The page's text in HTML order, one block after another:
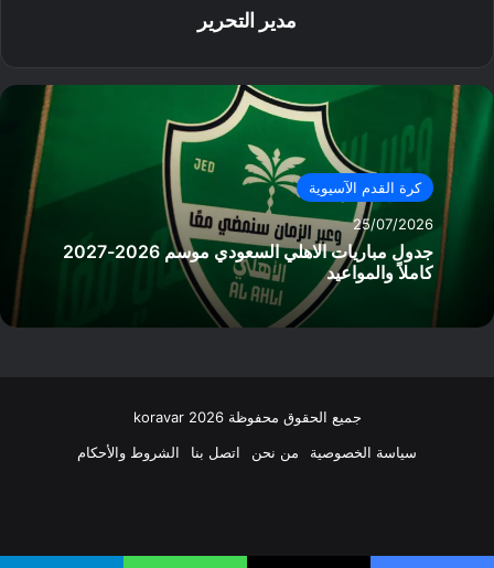
مدير التحرير
كرة القدم الآسيوية
25/07/2026
جدول مباريات الاهلي السعودي موسم 2026-2027
كاملاً والمواعيد
جميع الحقوق محفوظة koravar 2026
سياسة الخصوصية
من نحن اتصل بنا الشروط والأحكام